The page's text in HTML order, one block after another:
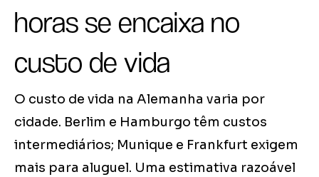
horas se encaixa no
custo de vida
O custo de vida na Alemanha varia por
cidade. Berlim e Hamburgo têm custos
intermediários; Munique e Frankfurt exigem
mais para aluguel. Uma estimativa razoável